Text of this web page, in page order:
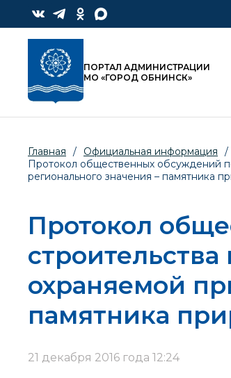
ПОРТАЛ АДМИНИСТРАЦИИ
МО «ГОРОД ОБНИНСК»
Главная / Официальная информация
/
Протокол общественных обсуждений
регионального значения – памятника
Протокол
охраняемой
памятника
21 декабря 2016 года 12:24